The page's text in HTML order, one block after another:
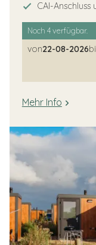
CAI-Anschluss
Noch4verfügbar.
von22-08-2026
Mehr Info